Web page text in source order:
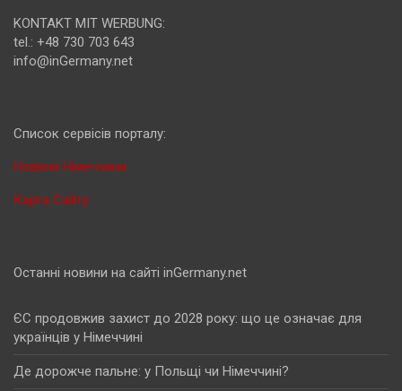
KONTAKT MIT WERBUNG:
tel.: +48 730 703 643
info@inGermany.net
Cписок сервісів порталу:
Новини Німеччини
Карта Сайту
Останні новини на сайті inGermany.net
ЄС продовжив захист до 2028 року: що це означає для
українців у Німеччині
Де дорожче пальне: у Польщі чи Німеччині?